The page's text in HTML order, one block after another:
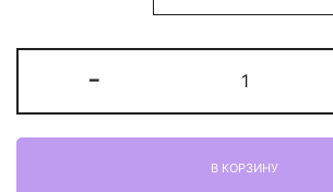
-
товара
Maison
Kurkdjian
В КОРЗИНУ